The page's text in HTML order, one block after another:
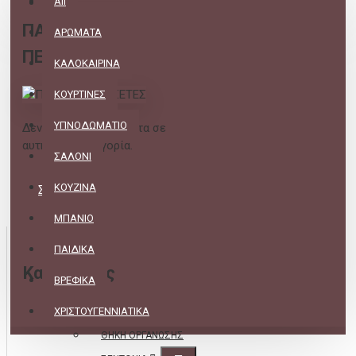
ΑΡΩΜΑΤΑ
ΚΑΛΟΚΑΙΡΙΝΑ
ΚΟΥΡΤΙΝΕΣ
ΥΠΝΟΔΩΜΑΤΙΟ
ΣΑΛΟΝΙ
ΚΟΥΖΙΝΑ
ΜΠΑΝΙΟ
ΠΑΙΔΙΚΑ
ΒΡΕΦΙΚΑ
ΧΡΙΣΤΟΥΓΕΝΝΙΑΤΙΚΑ
ΠΑΙΔΙΚΕΣ
ΠΕΤΣΕΤΕΣ
Δεν υπάρχουν προϊόντα σε
αυτήν την κατηγορία.
ΣΥΝΈΧΕΙΑ
Κατηγορίες
ΥΠΝΟΔΩΜΑΤΙΟ
ΘΗΚΗ ΟΡΓΑΝΩΣΗΣ